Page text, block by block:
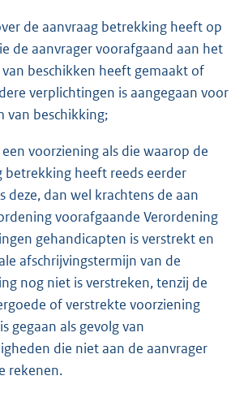
de aanvraag betrekking heeft op
de aanvrager voorafgaand aan het
beschikken heeft gemaakt of
verplichtingen is aangegaan voor
van beschikking;
voorziening als die waarop de
betrekking heeft reeds eerder
deze, dan wel krachtens de aan
voorafgaande Verordening
gehandicapten is verstrekt en
afschrijvingstermijn van de
nog niet is verstreken, tenzij de
of verstrekte voorziening
gegaan als gevolg van
die niet aan de aanvrager
rekenen.